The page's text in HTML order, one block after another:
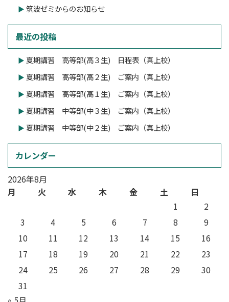
筑波ゼミからのお知らせ
最近の投稿
夏期講習 高等部(高３生) 日程表（真上校）
夏期講習 高等部(高２生) ご案内（真上校）
夏期講習 高等部(高１生) ご案内（真上校）
夏期講習 中等部(中３生) ご案内（真上校）
夏期講習 中等部(中２生) ご案内（真上校）
カレンダー
2026年8月
月
火 水 木 金 土
日
1
2
3
4 5 6 7 8
9
10
11 12 13 14 15
16
17
18 19 20 21 22
23
24
25 26 27 28 29
30
31